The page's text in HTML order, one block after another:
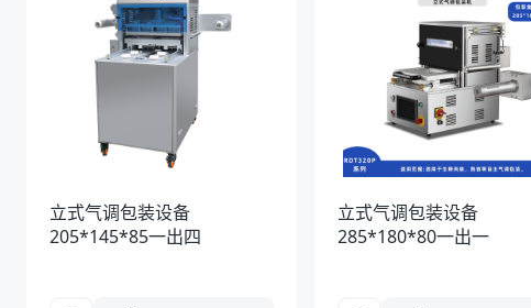
立式气调包装设备
205*145*85一出四
立式气调包装设备
285*180*80一出一